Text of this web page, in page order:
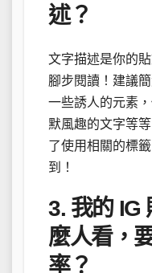
述？
文字描述是你的
腳步閱讀！建議
一些誘人的元素
默風趣的文字等
了使用相關的標
到！
3. 我的 IG
麼人看，
率？